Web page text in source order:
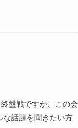
盤戦ですが、この会
話題を聞きたい方